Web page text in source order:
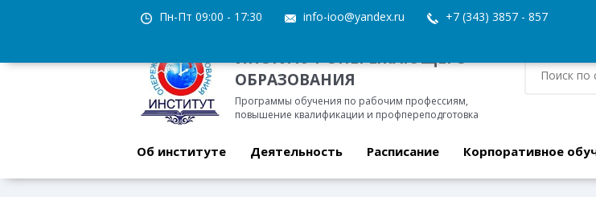
Пн-Пт 09:00 - 17:30 info-ioo@yandex.ru +7 (343) 3857 - 857
ИНСТИТУТ ОПЕРЕЖАЮЩЕГО
ОБРАЗОВАНИЯ
Программы обучения по рабочим профессиям,
повышение квалификации и профпереподготовка
Об институте Деятельность Расписание Корпоративное